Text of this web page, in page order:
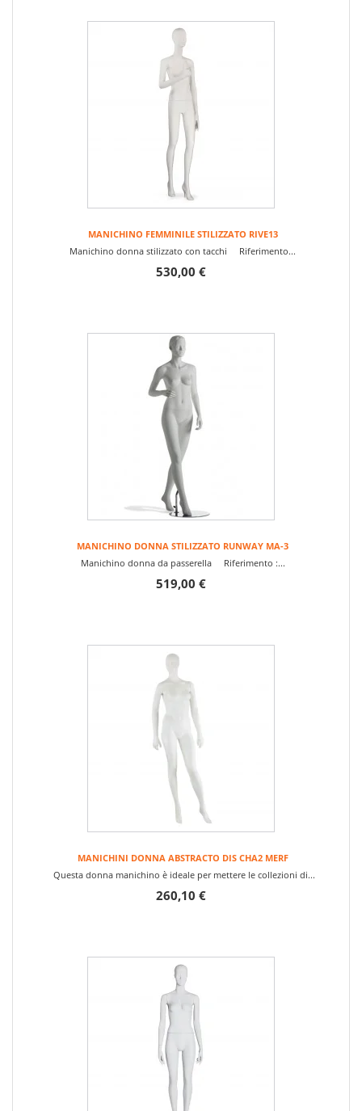
MANICHINO FEMMINILE STILIZZATO RIVE13
Manichino donna stilizzato con tacchi Riferimento...
530,00 €
MANICHINO DONNA STILIZZATO RUNWAY MA-3
Manichino donna da passerella Riferimento :...
519,00 €
MANICHINI DONNA ABSTRACTO DIS CHA2 MERF
Questa donna manichino è ideale per mettere le collezioni di...
260,10 €